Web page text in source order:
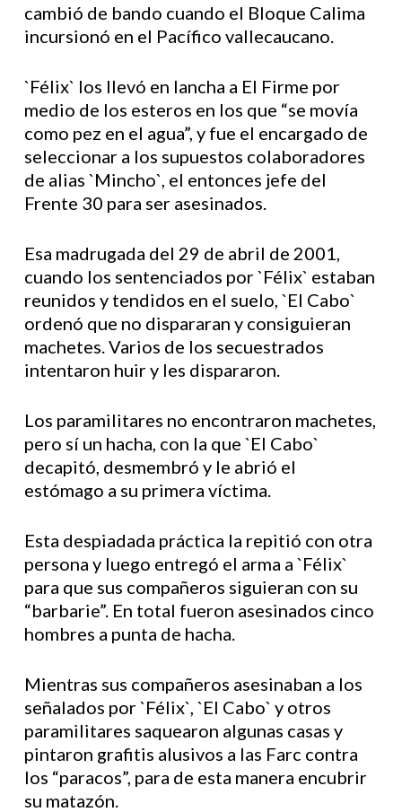
cambió de bando cuando el Bloque Calima
incursionó en el Pacífico vallecaucano.
`Félix` los llevó en lancha a El Firme por
medio de los esteros en los que “se movía
como pez en el agua”, y fue el encargado de
seleccionar a los supuestos colaboradores
de alias `Mincho`, el entonces jefe del
Frente 30 para ser asesinados.
Esa madrugada del 29 de abril de 2001,
cuando los sentenciados por `Félix` estaban
reunidos y tendidos en el suelo, `El Cabo`
ordenó que no dispararan y consiguieran
machetes. Varios de los secuestrados
intentaron huir y les dispararon.
Los paramilitares no encontraron machetes,
pero sí un hacha, con la que `El Cabo`
decapitó, desmembró y le abrió el
estómago a su primera víctima.
Esta despiadada práctica la repitió con otra
persona y luego entregó el arma a `Félix`
para que sus compañeros siguieran con su
“barbarie”. En total fueron asesinados cinco
hombres a punta de hacha.
Mientras sus compañeros asesinaban a los
señalados por `Félix`, `El Cabo` y otros
paramilitares saquearon algunas casas y
pintaron grafitis alusivos a las Farc contra
los “paracos”, para de esta manera encubrir
su matazón.